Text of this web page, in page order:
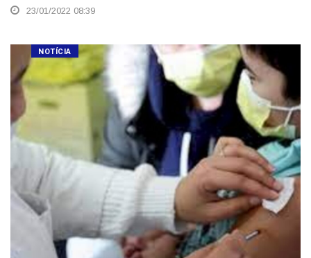
23/01/2022 08:39
NOTÍCIA